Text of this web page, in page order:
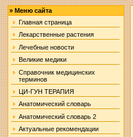
»Меню сайта
Главная страница
Лекарственные растения
Лечебные новости
Великие медики
Справочник медицинских
терминов
ЦИ-ГУН ТЕРАПИЯ
Анатомический словарь
Анатомический словарь 2
Актуальные рекомендации